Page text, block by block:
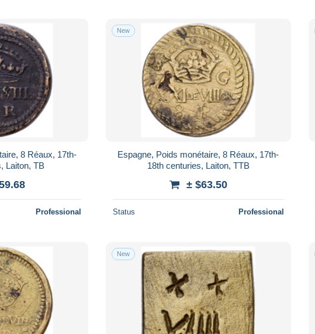
8 Réaux, 17th-
Laiton, TB
Professional
New
Espagne, Poids monétaire, 8 Réaux, 17th-
18th centuries, Laiton, TTB
± $63.50
Status Professional
New